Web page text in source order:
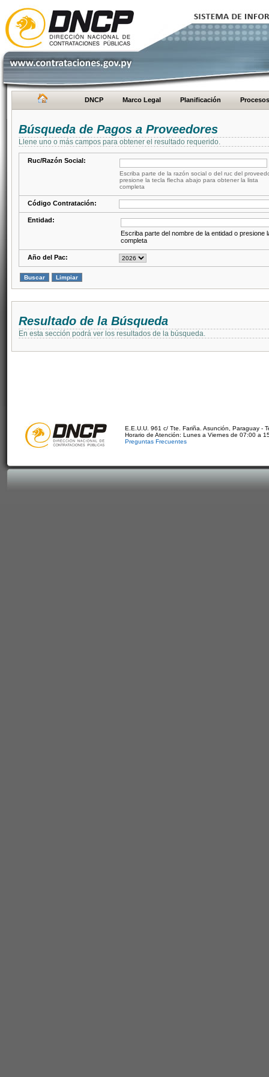
DNCP Marco Legal Planificación Procesos
Búsqueda de Pagos a Proveedores
Llene uno o más campos para obtener el resultado requerido.
Ruc/Razón Social:
Escriba parte de la razón social o del ruc del
presione la tecla flecha abajo para obtener la lista
completa
Código Contratación:
Entidad:
Escriba parte del nombre de la entidad o presione
completa
Año del Pac:
Resultado de la Búsqueda
En esta sección podrá ver los resultados de la búsqueda.
E.E.U.U. 961 c/ Tte. Fariña. Asunción, Paraguay -
Horario de Atención: Lunes a Viernes de 07:00 a
Preguntas Frecuentes